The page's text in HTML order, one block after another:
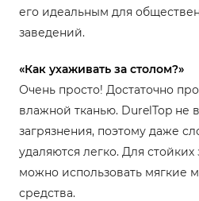
его идеальным для
заведений.
«Как ухаживать за столом?»
Очень просто! Достаточно
влажной тканью. DurelTop не
загрязнения, поэтому даже
удаляются легко. Для стойких
можно использовать мягкие
средства.